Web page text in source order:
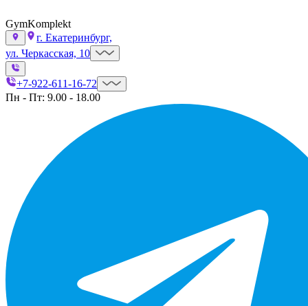
GymKomplekt
г. Екатеринбург,
ул. Черкасская, 10
+7-922-611-16-72
Пн - Пт: 9.00 - 18.00